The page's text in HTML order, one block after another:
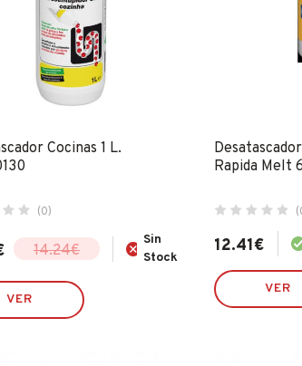
Cocinas 1 L.
(0)
14.24€
Sin
Stock
VER
Rapida Melt
12.41€
VER